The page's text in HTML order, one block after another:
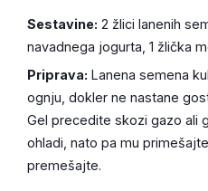
Sestavine: 2 žlici lanenih
navadnega jogurta, 1 žlička
Priprava: Lanena semena
ognju, dokler ne nastane
Gel precedite skozi gazo ali
ohladi, nato pa mu
premešajte.